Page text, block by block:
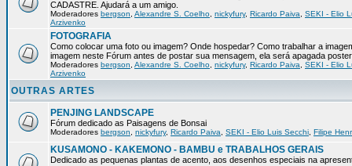
CADASTRE. Ajudará a um amigo.
Moderadores bergson Alexandre S. Coelho nickyfury, Ricardo Paiva
SEKI - Elio
Arzivenko
FOTOGRAFIA
Como colocar uma foto ou imagem? Onde hospedar? Como trabalhar a
imagem neste Fórum antes de postar sua mensagem, ela será apagada
Moderadores bergson Alexandre S. Coelho nickyfury, Ricardo Paiva
SEKI - Elio
Arzivenko
OUTRAS ARTES
PENJING LANDSCAPE
Fórum dedicado as Paisagens de Bonsai
Moderadores bergson nickyfury, Ricardo Paiva SEKI - Elio Luis Secchi Filipe
KUSAMONO - KAKEMONO - BAMBU e TRABALHOS GERAIS
Dedicado as pequenas plantas de acento, aos desenhos especiais na